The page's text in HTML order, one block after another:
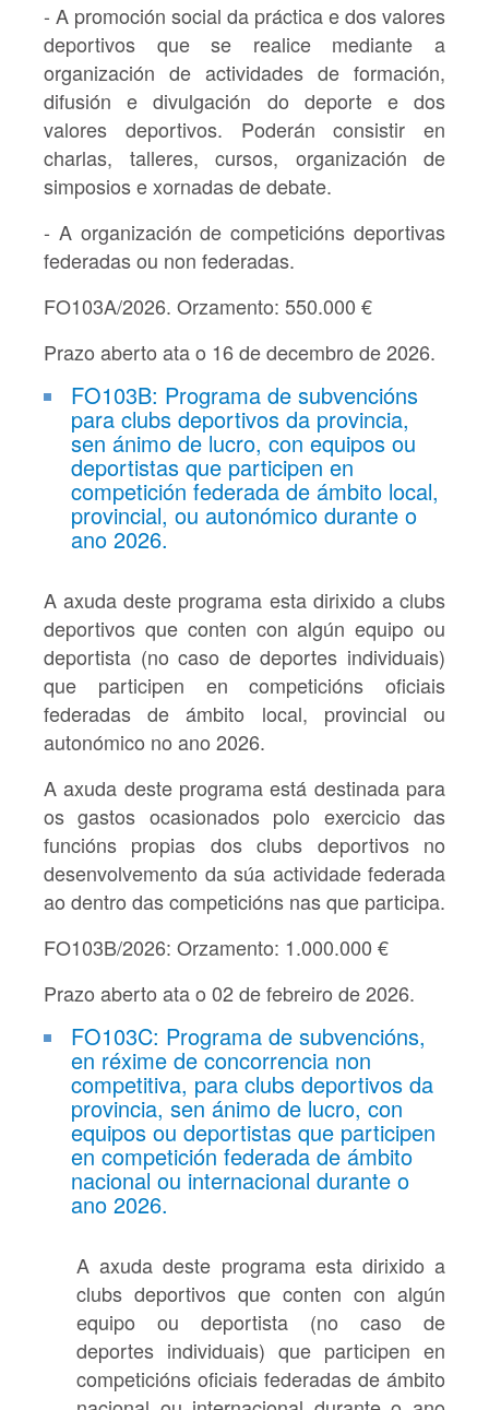
- A promoción social da práctica e dos valores
deportivos que se realice mediante a
organización de actividades de formación,
difusión e divulgación do deporte e dos
valores deportivos. Poderán consistir en
charlas, talleres, cursos, organización de
simposios e xornadas de debate.
- A organización de competicións deportivas
federadas ou non federadas.
FO103A/2026. Orzamento: 550.000 €
Prazo aberto ata o 16 de decembro de 2026.
FO103B: Programa de subvencións
para clubs deportivos da provincia,
sen ánimo de lucro, con equipos ou
deportistas que participen en
competición federada de ámbito local,
provincial, ou autonómico durante o
ano 2026.
A axuda deste programa esta dirixido a clubs
deportivos que conten con algún equipo ou
deportista (no caso de deportes individuais)
que participen en competicións oficiais
federadas de ámbito local, provincial ou
autonómico no ano 2026.
A axuda deste programa está destinada para
os gastos ocasionados polo exercicio das
funcións propias dos clubs deportivos no
desenvolvemento da súa actividade federada
ao dentro das competicións nas que participa.
FO103B/2026: Orzamento: 1.000.000 €
Prazo aberto ata o 02 de febreiro de 2026.
FO103C: Programa de subvencións,
en réxime de concorrencia non
competitiva, para clubs deportivos da
provincia, sen ánimo de lucro, con
equipos ou deportistas que participen
en competición federada de ámbito
nacional ou internacional durante o
ano 2026.
A axuda deste programa esta dirixido a
clubs deportivos que conten con algún
equipo ou deportista (no caso de
deportes individuais) que participen en
competicións oficiais federadas de ámbito